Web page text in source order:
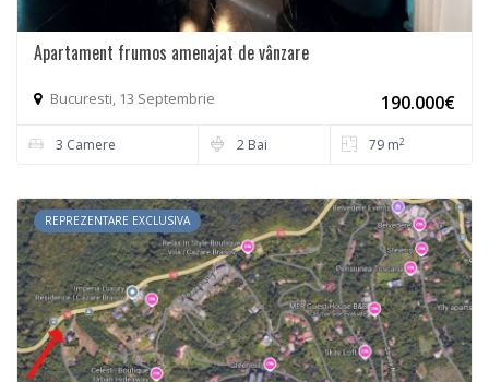
Apartament frumos amenajat de vânzare
Bucuresti, 13 Septembrie 190.000€
3 Camere 2 Bai 79 m2
REPREZENTARE EXCLUSIVA